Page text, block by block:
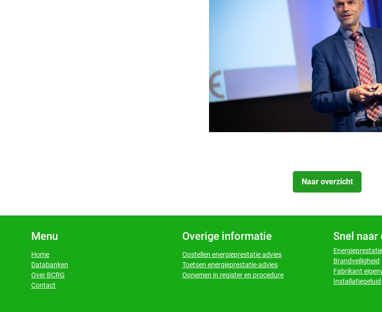
Naar overzicht
Menu
Home
Databanken
​​​​​​​Over BCRG
​​​​​​​Contact
Overige informatie
Opstellen energieprestatie advies
Toetsen energieprestatie-advies
Opnemen in register en procedure
Snel naar
Brandveiligheid
Fabrikant
Installatiegeluid